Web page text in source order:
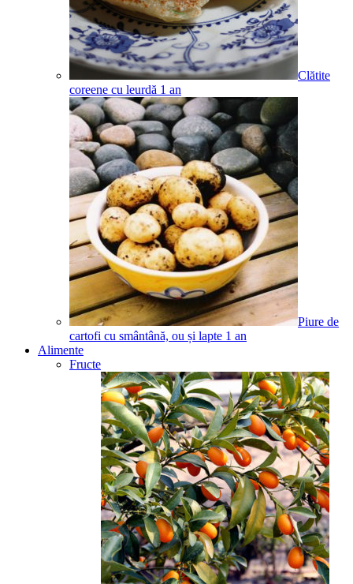
Clătite
coreene cu leurdă 1 an
Piure de
cartofi cu smântână, ou și lapte 1 an
Alimente
Fructe